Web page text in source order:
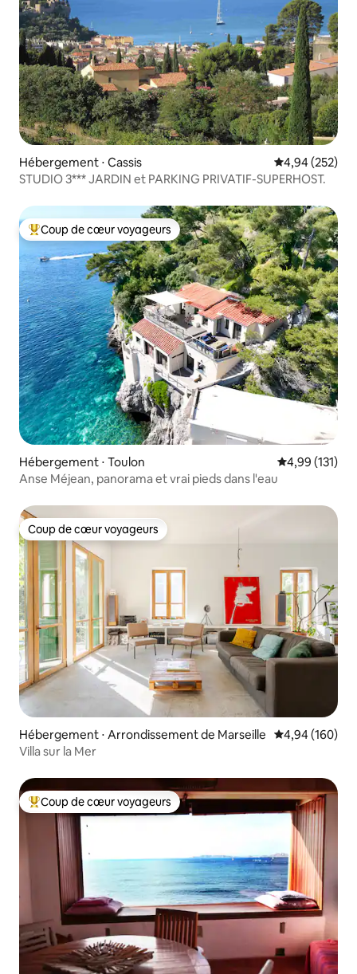
Hébergement ⋅ Cassis Évaluation
4,94 (252)
STUDIO 3*** JARDIN et PARKING PRIVATIF-SUPERHOST.
Coups de cœur voyageurs les plus appréciés
Coup de cœur voyageurs
Hébergement ⋅ Toulon Évaluation
4,99 (131)
Anse Méjean, panorama et vrai pieds dans l'eau
Coup de cœur voyageurs
Coup de cœur voyageurs
Hébergement ⋅ Arrondissement de Marseille Évaluation
4,94 (160)
Villa sur la Mer
Coups de cœur voyageurs les plus appréciés
Coup de cœur voyageurs